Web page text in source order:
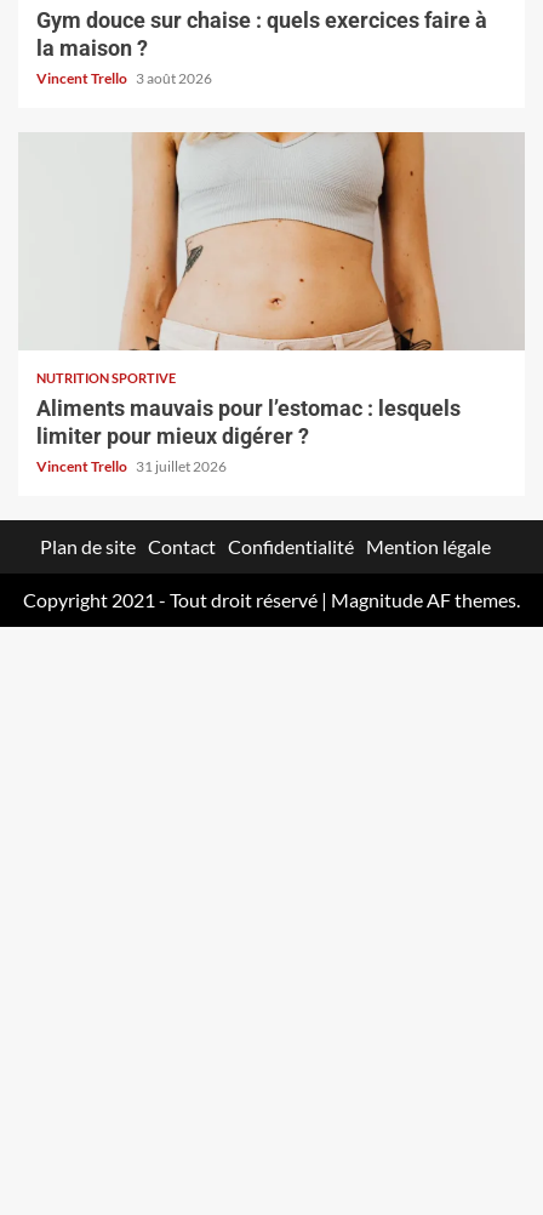
Gym douce sur chaise : quels exercices faire à
la maison ?
Vincent Trello 3 août 2026
NUTRITION SPORTIVE
Aliments mauvais pour l’estomac : lesquels
limiter pour mieux digérer ?
Vincent Trello 31 juillet 2026
Plan de site Contact Confidentialité Mention légale
Copyright 2021 - Tout droit réservé | MagnitudeAF themes.